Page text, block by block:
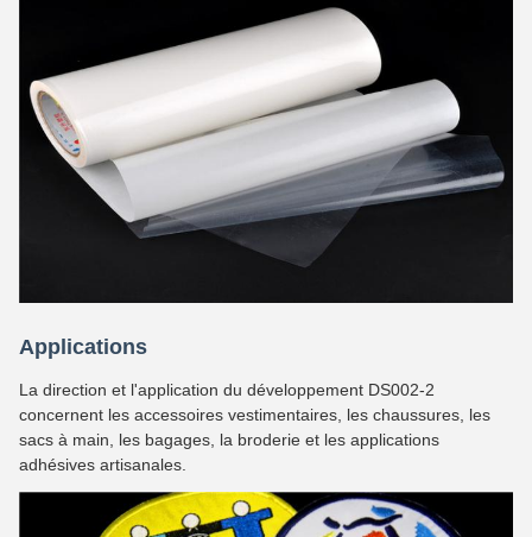
Applications
La direction et l'application du développement DS002-2
concernent les accessoires vestimentaires, les chaussures, les
sacs à main, les bagages, la broderie et les applications
adhésives artisanales.